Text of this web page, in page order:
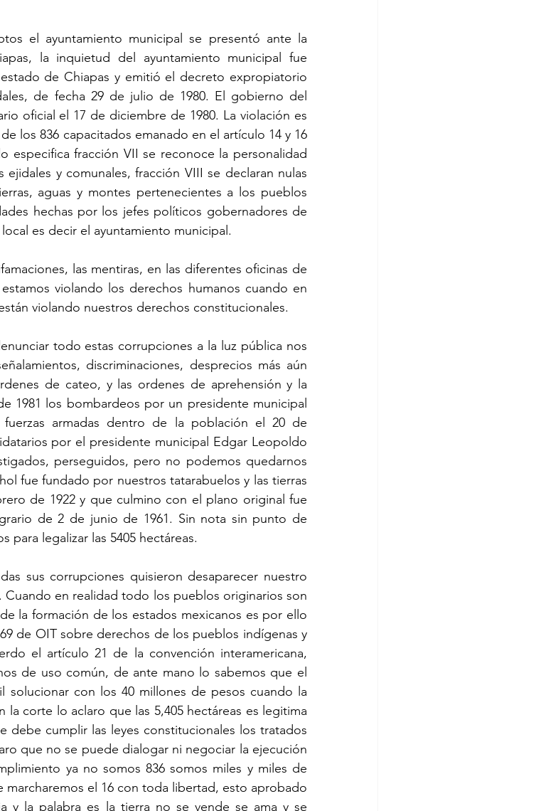
el ayuntamiento municipal se presentó ante la
la inquietud del ayuntamiento municipal fue
de Chiapas y emitió el decreto expropiatorio
de fecha 29 de julio de 1980. El gobierno del
oficial el 17 de diciembre de 1980. La violación es
los 836 capacitados emanado en el artículo 14 y 16
especifica fracción VII se reconoce la personalidad
y comunales, fracción VIII se declaran nulas
aguas y montes pertenecientes a los pueblos
hechas por los jefes políticos gobernadores de
es decir el ayuntamiento municipal.
las mentiras, en las diferentes oficinas de
violando los derechos humanos cuando en
violando nuestros derechos constitucionales.
todo estas corrupciones a la luz pública nos
discriminaciones, desprecios más aún
de cateo, y las ordenes de aprehensión y la
1981 los bombardeos por un presidente municipal
armadas dentro de la población el 20 de
por el presidente municipal Edgar Leopoldo
perseguidos, pero no podemos quedarnos
fue fundado por nuestros tatarabuelos y las tierras
de 1922 y que culmino con el plano original fue
de 2 de junio de 1961. Sin nota sin punto de
para legalizar las 5405 hectáreas.
sus corrupciones quisieron desaparecer nuestro
en realidad todo los pueblos originarios son
la formación de los estados mexicanos es por ello
de OIT sobre derechos de los pueblos indígenas y
el artículo 21 de la convención interamericana,
de uso común, de ante mano lo sabemos que el
solucionar con los 40 millones de pesos cuando la
corte lo aclaro que las 5,405 hectáreas es legitima
debe cumplir las leyes constitucionales los tratados
que no se puede dialogar ni negociar la ejecución
ya no somos 836 somos miles y miles de
marcharemos el 16 con toda libertad, esto aprobado
y la palabra es la tierra no se vende se ama y se